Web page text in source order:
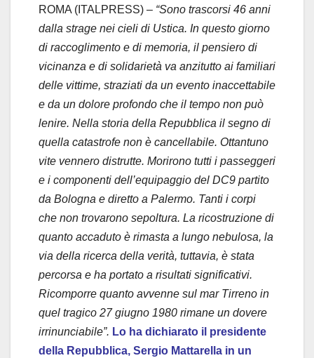
ROMA (ITALPRESS) – “Sono trascorsi 46 anni
dalla strage nei cieli di Ustica. In questo giorno
di raccoglimento e di memoria, il pensiero di
vicinanza e di solidarietà va anzitutto ai familiari
delle vittime, straziati da un evento inaccettabile
e da un dolore profondo che il tempo non può
lenire. Nella storia della Repubblica il segno di
quella catastrofe non è cancellabile. Ottantuno
vite vennero distrutte. Morirono tutti i passeggeri
e i componenti dell’equipaggio del DC9 partito
da Bologna e diretto a Palermo. Tanti i corpi
che non trovarono sepoltura. La ricostruzione di
quanto accaduto è rimasta a lungo nebulosa, la
via della ricerca della verità, tuttavia, è stata
percorsa e ha portato a risultati significativi.
Ricomporre quanto avvenne sul mar Tirreno in
quel tragico 27 giugno 1980 rimane un dovere
irrinunciabile”. Lo ha dichiarato il presidente
della Repubblica, Sergio Mattarella in un